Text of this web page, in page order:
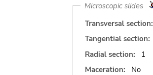
Microscopic slides
Transversal section:
Tangential section:
Radial section:
1
Maceration:
No